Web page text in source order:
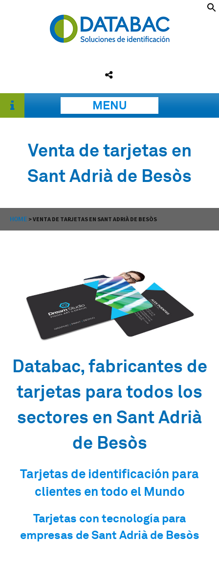
MENU
Venta de tarjetas en
Sant Adrià de Besòs
HOME >VENTA DE TARJETAS EN SANT ADRIÀ DE BESÒS
Databac, fabricantes de
tarjetas para todos los
sectores en Sant Adrià
de Besòs
Tarjetas de identificación para
clientes en todo el Mundo
Tarjetas con tecnología para
empresas de Sant Adrià de Besòs